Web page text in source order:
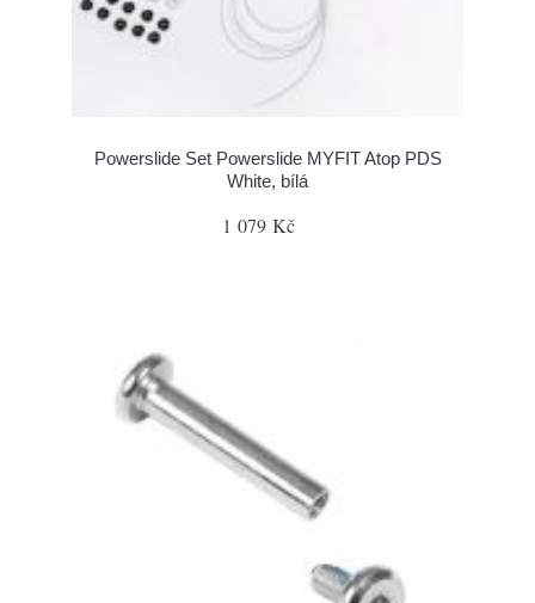
Powerslide Set Powerslide MYFIT Atop PDS
White, bílá
1 079 Kč